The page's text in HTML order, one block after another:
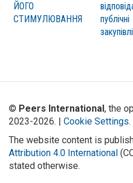
ЙОГО
СТИМУЛЮВАННЯ
публічні
закупівлі
© Peers International, the
2023-2026. | Cookie Settings.
The website content is
Attribution 4.0 International
stated otherwise.